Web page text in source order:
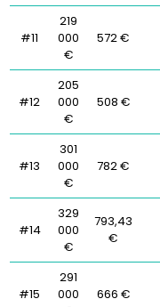
#11
219
000
€
572 €
#12
205
000
€
508 €
#13
301
000
€
782 €
#14
329
000
€
793,43
€
#15
291
000
666 €